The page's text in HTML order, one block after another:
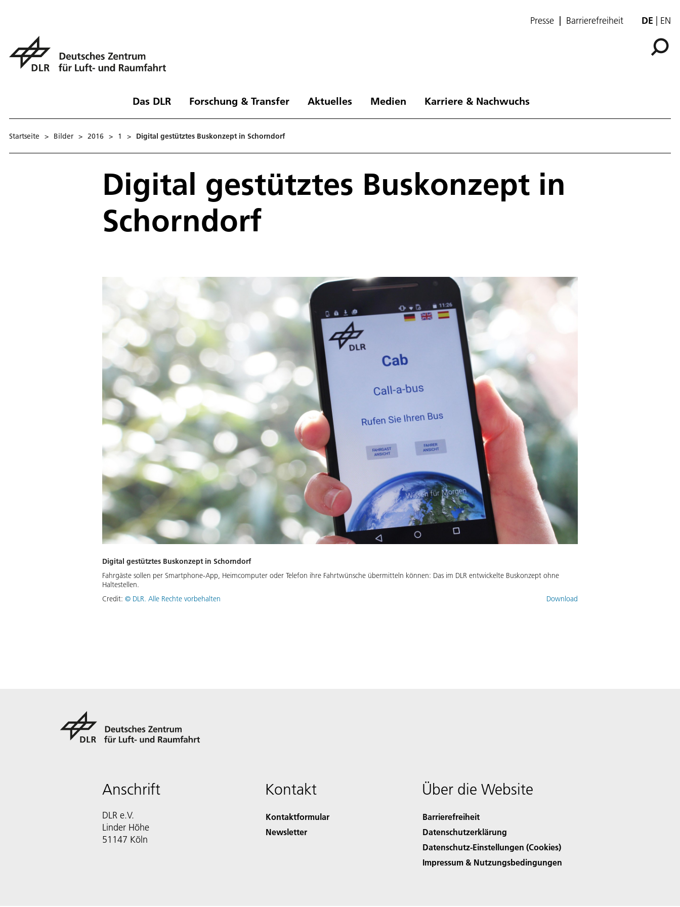
Presse Barrierefreiheit DE EN
Das DLR Forschung & Transfer Aktuelles Medien Karriere & Nachwuchs
Startseite > Bilder > 2016 > 1 > Digital gestütztes Buskonzept in Schorndorf
Digital gestütztes Buskonzept in
Schorndorf
Digital gestütztes Buskonzept in Schorndorf
Fahrgäste sollen per Smartphone-App, Heimcomputer oder Telefon ihre Fahrtwünsche übermitteln können: Das im DLR entwickelte Buskonzept ohne
Haltestellen.
Credit: © DLR. Alle Rechte vorbehalten Download
Anschrift
DLR e.V.
Linder Höhe
51147 Köln
Kontakt
Kontaktformular
Newsletter
Über die Website
Barrierefreiheit
Datenschutzerklärung
Datenschutz-Einstellungen (Cookies)
Impressum & Nutzungsbedingungen